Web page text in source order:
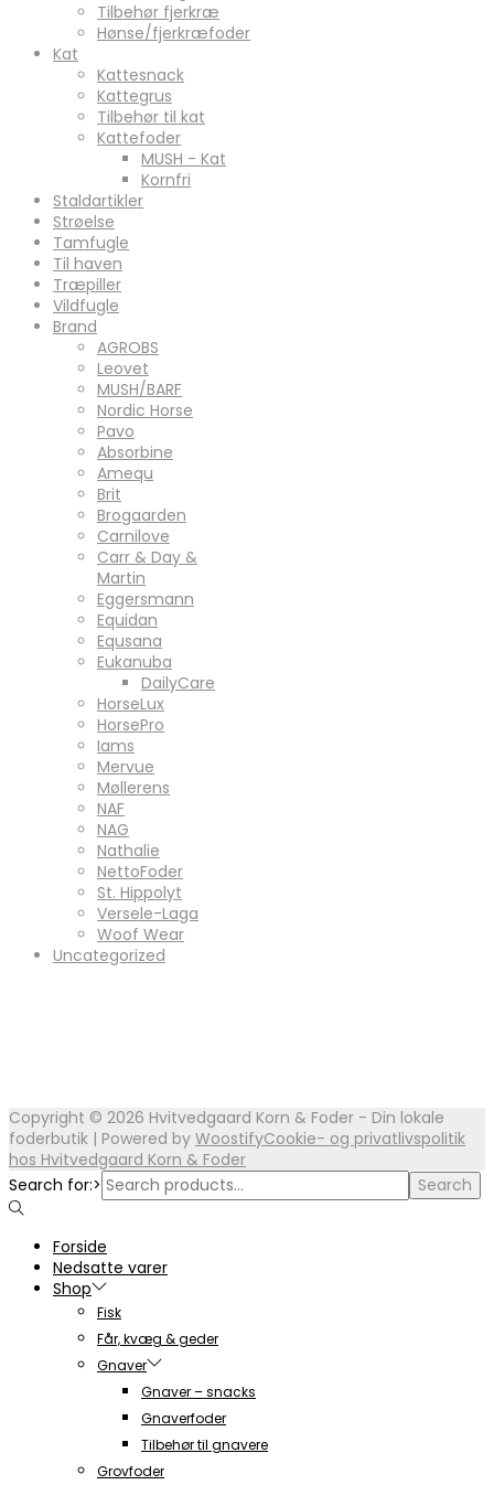
Tilbehør fjerkræ
Hønse/fjerkræfoder
Kat
Kattesnack
Kattegrus
Tilbehør til kat
Kattefoder
MUSH - Kat
Kornfri
Staldartikler
Strøelse
Tamfugle
Til haven
Træpiller
Vildfugle
Brand
AGROBS
Leovet
MUSH/BARF
Nordic Horse
Pavo
Absorbine
Amequ
Brit
Brogaarden
Carnilove
Carr & Day &
Martin
Eggersmann
Equidan
Equsana
Eukanuba
DailyCare
HorseLux
HorsePro
Iams
Mervue
Møllerens
NAF
NAG
Nathalie
NettoFoder
St. Hippolyt
Versele-Laga
Woof Wear
Uncategorized
Copyright © 2026 Hvitvedgaard Korn & Foder - Din lokale
foderbutik | Powered by WoostifyCookie- og privatlivspolitik
hos Hvitvedgaard Korn & Foder
Search for:>
Search
Forside
Nedsatte varer
Shop
Fisk
Får, kvæg & geder
Gnaver
Gnaver – snacks
Gnaverfoder
Tilbehør til gnavere
Grovfoder